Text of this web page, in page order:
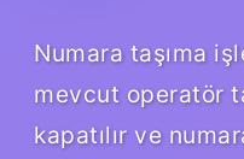
Numara taşıma
mevcut operatör
kapatılır ve